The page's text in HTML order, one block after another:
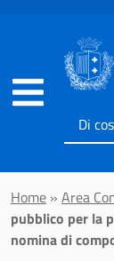
Inserisci
il
cercare
Home » Area
pubblico per la
nomina di